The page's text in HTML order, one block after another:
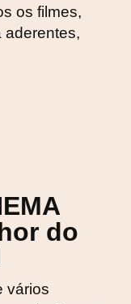
os filmes,
aderentes,
do
vários